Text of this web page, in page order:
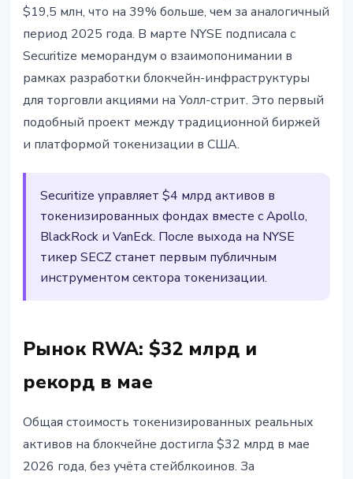
$19,5 млн, что на 39% больше, чем за аналогичный
период 2025 года. В марте NYSE подписала с
Securitize меморандум о взаимопонимании в
рамках разработки блокчейн-инфраструктуры
для торговли акциями на Уолл-стрит. Это первый
подобный проект между традиционной биржей
и платформой токенизации в США.
Securitize управляет $4 млрд активов в
токенизированных фондах вместе с Apollo,
BlackRock и VanEck. После выхода на NYSE
тикер SECZ станет первым публичным
инструментом сектора токенизации.
Рынок RWA: $32 млрд и
рекорд в мае
Общая стоимость токенизированных реальных
активов на блокчейне достигла $32 млрд в мае
2026 года, без учёта стейблкоинов. За